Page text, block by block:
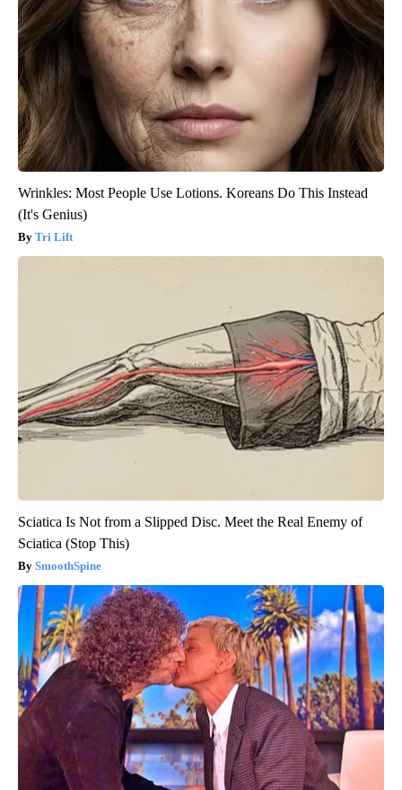
Wrinkles: Most People Use Lotions. Koreans Do This Instead
(It's Genius)
Tri Lift
Sciatica Is Not from a Slipped Disc. Meet the Real Enemy of
Sciatica (Stop This)
SmoothSpine